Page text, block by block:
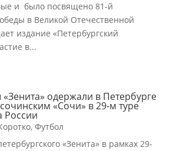
и было посвящено 81-й
в Великой Отечественной
издание «Петербургский
в...
одержали в Петербурге
«Сочи» в 29-м туре
России
, Футбол
«Зенита» в рамках 29-